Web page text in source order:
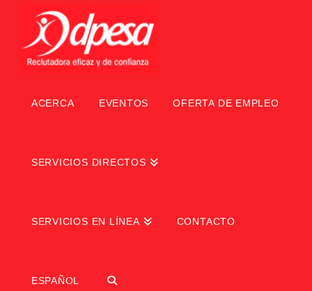
ACERCA EVENTOS OFERTA DE EMPLEO
SERVICIOS DIRECTOS
SERVICIOS EN LÍNEA CONTACTO
ESPAÑOL